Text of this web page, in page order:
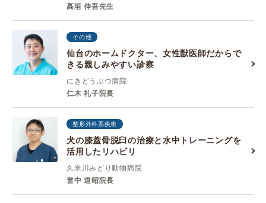
髙垣 伸吾先生
その他
仙台のホームドクター、女性獣医師だからで
きる親しみやすい診察
にきどうぶつ病院
仁木 礼子院長
整形外科系疾患
犬の膝蓋骨脱臼の治療と水中トレーニングを
活用したリハビリ
久米川みどり動物病院
畠中 道昭院長